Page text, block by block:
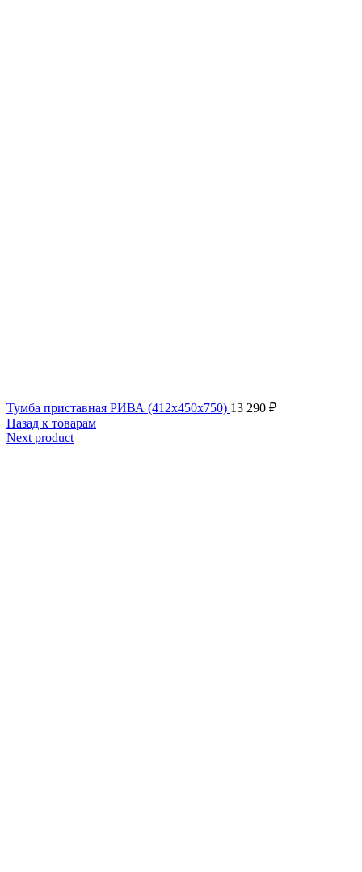
Тумба приставная РИВА (412х450х750) 13 290 ₽
Назад к товарам
Next product